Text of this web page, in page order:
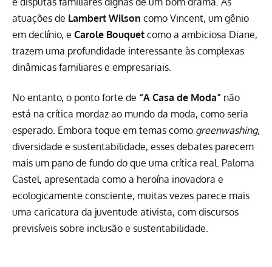
atuações de Lambert Wilson como Vincent, um gênio
em declínio, e Carole Bouquet como a ambiciosa Diane,
trazem uma profundidade interessante às complexas
dinâmicas familiares e empresariais.
No entanto, o ponto forte de “A Casa de Moda” não
está na crítica mordaz ao mundo da moda, como seria
esperado. Embora toque em temas como greenwashing,
diversidade e sustentabilidade, esses debates parecem
mais um pano de fundo do que uma crítica real. Paloma
Castel, apresentada como a heroína inovadora e
ecologicamente consciente, muitas vezes parece mais
uma caricatura da juventude ativista, com discursos
previsíveis sobre inclusão e sustentabilidade.